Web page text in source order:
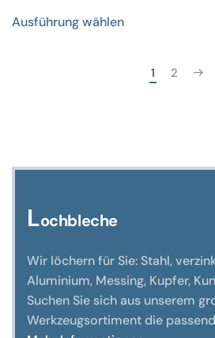
Ausführung wählenProdukt
mehrere
Varianten
können
werden
1 2
Lochbleche
Wir löchern für Sie: Stahl,
Aluminium, Messing, Kupfer,
Suchen Sie sich aus unserem
Werkzeugsortiment die